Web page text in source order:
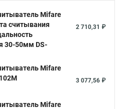
Mifare
считывания
30-50мм DS-
2 710,31 ₽
Mifare
3 077,56 ₽
Mifare